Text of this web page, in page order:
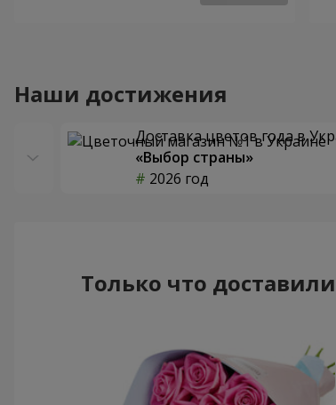
Наши достижения
Доставка цветов года в
«Выбор страны»
2026 год
Только что доставили